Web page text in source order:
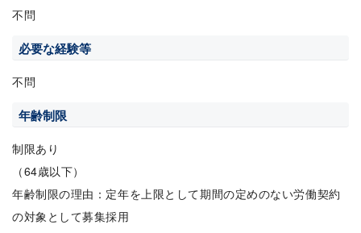
不問
必要な経験等
不問
年齢制限
制限あり
（64歳以下）
年齢制限の理由：定年を上限として期間の定めのない労働契約
の対象として募集採用